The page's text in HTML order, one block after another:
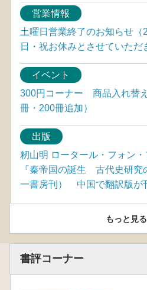
営業情報
土曜日営業終了のお知らせ（
日・祝お休みとさせていただ
イベント
300円コーナー 商品入れ替
冊・200冊追加）
出版
籾山明 ロータール・フォン
『秦帝国の誕生 古代史研究
一書房刊） 中国で翻訳版が
もっと見る
書評コーナー